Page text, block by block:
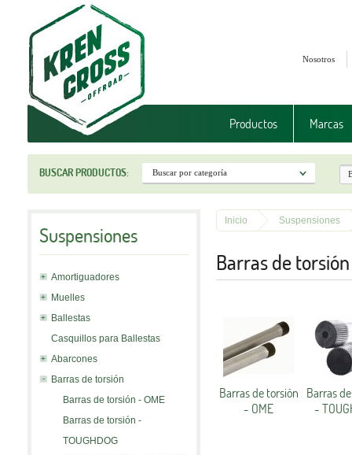
Nosotros
Productos Marcas
BUSCAR PRODUCTOS:
Suspensiones
Amortiguadores
Muelles
Ballestas
Casquillos para Ballestas
Abarcones
Barras de torsión
Barras de torsión - OME
Barras de torsión -
TOUGHDOG
Inicio Suspensiones
Barras de torsión
Barras de torsión
- OME
Barras
-